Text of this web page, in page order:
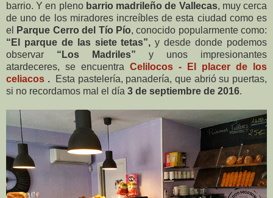
barrio. Y en pleno barrio madrileño de Vallecas, muy cerca
de uno de los miradores increíbles de esta ciudad como es
el
Parque Cerro del Tío Pío, conocido popularmente como:
“El parque de las siete tetas”, y desde donde podemos
observar “Los Madriles” y unos impresionantes
atardeceres, se encuentra Celilocos - El placer de los
celiacos .
Esta pastelería, panadería, que abrió su puertas,
si no recordamos mal el día 3 de septiembre de 2016.